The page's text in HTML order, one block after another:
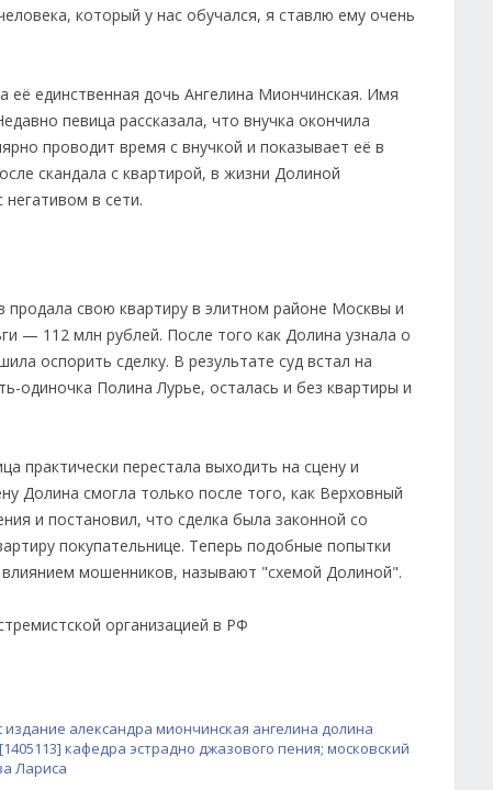
который у нас обучался, я ставлю ему очень
единственная дочь Ангелина Миончинская. Имя
певица рассказала, что внучка окончила
проводит время с внучкой и показывает её в
скандала с квартирой, в жизни Долиной
в сети.
свою квартиру в элитном районе Москвы и
— 112 млн рублей. После того как Долина узнала о
оспорить сделку. В результате суд встал на
одиночка Полина Лурье, осталась и без квартиры и
практически перестала выходить на сцену и
Долина смогла только после того, как Верховный
и постановил, что сделка была законной со
покупательнице. Теперь подобные попытки
мошенников, называют "схемой Долиной".
организацией в РФ
издание александра миончинская ангелина долина
кафедра эстрадно джазового пения; московский
Лариса